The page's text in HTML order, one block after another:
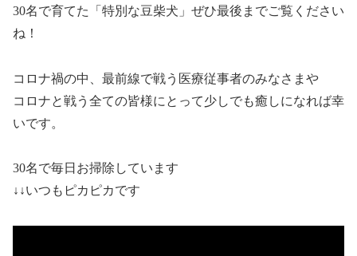
30名で育てた「特別な豆柴犬」ぜひ最後までご覧ください
ね！
コロナ禍の中、最前線で戦う医療従事者のみなさまや
コロナと戦う全ての皆様にとって少しでも癒しになれば幸
いです。
30名で毎日お掃除しています
↓↓いつもピカピカです